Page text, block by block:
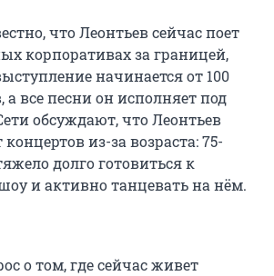
что Леонтьев сейчас поет
корпоративах за границей,
начинается от 100
а все песни он исполняет под
обсуждают, что Леонтьев
из-за возраста: 75-
долго готовиться к
и активно танцевать на нём.
о том, где сейчас живет